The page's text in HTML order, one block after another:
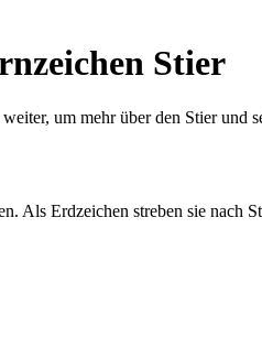
Stier
um mehr über den Stier und
Als Erdzeichen streben sie nach